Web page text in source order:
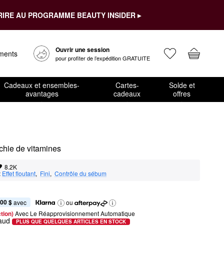
AU PROGRAMME BEAUTY INSIDER ▸
Ouvrir une session
pour profiter de l’expédition GRATUITE
Cadeaux et ensembles-
avantages
Cartes-
cadeaux
Solde et
offres
de vitamines
8.2K
Effet floutant, Fini, Contrôle du sébum
$ avec
ou
Avec Le Réapprovisionnement Automatique
PLUS QUE QUELQUES ARTICLES EN STOCK